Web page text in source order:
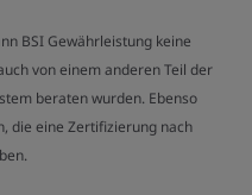
BSI Gewährleistung keine
von einem anderen Teil der
beraten wurden. Ebenso
die eine Zertifizierung nach